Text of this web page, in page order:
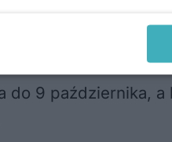
autorzy
włącznie.
9 października, a